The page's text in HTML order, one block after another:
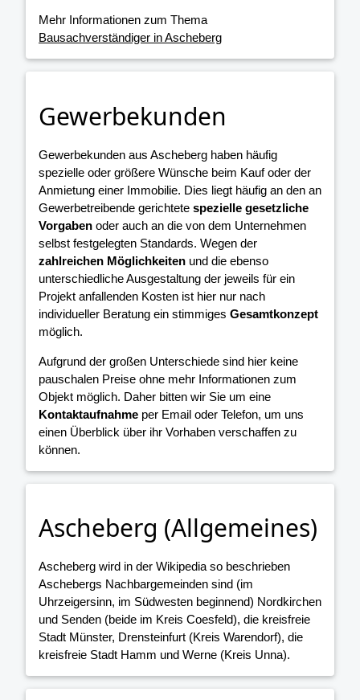
Mehr Informationen zum Thema
Bausachverständiger in Ascheberg
Gewerbekunden
Gewerbekunden aus Ascheberg haben häufig
spezielle oder größere Wünsche beim Kauf oder der
Anmietung einer Immobilie. Dies liegt häufig an den an
Gewerbetreibende gerichtete spezielle gesetzliche
Vorgaben oder auch an die von dem Unternehmen
selbst festgelegten Standards. Wegen der
zahlreichen Möglichkeiten und die ebenso
unterschiedliche Ausgestaltung der jeweils für ein
Projekt anfallenden Kosten ist hier nur nach
individueller Beratung ein stimmiges Gesamtkonzept
möglich.
Aufgrund der großen Unterschiede sind hier keine
pauschalen Preise ohne mehr Informationen zum
Objekt möglich. Daher bitten wir Sie um eine
Kontaktaufnahme per Email oder Telefon, um uns
einen Überblick über ihr Vorhaben verschaffen zu
können.
Ascheberg (Allgemeines)
Ascheberg wird in der Wikipedia so beschrieben
Aschebergs Nachbargemeinden sind (im
Uhrzeigersinn, im Südwesten beginnend) Nordkirchen
und Senden (beide im Kreis Coesfeld), die kreisfreie
Stadt Münster, Drensteinfurt (Kreis Warendorf), die
kreisfreie Stadt Hamm und Werne (Kreis Unna).